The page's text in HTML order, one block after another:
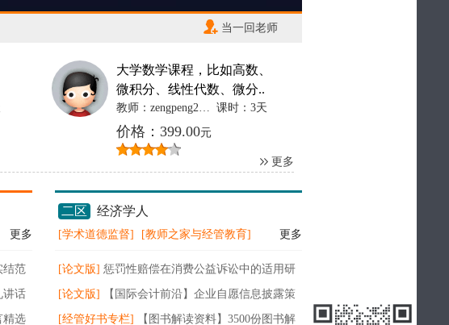
当一回老师
更多
大学数学课程，比如高数、
微积分、线性代数、微分..
教师：zengpeng2012 课时：3天
价格：399.00元
更多
结范
讲话
精选
二区 经济学人
[学术道德监督] [教师之家与经管教育] 更多
[论文版] 惩罚性赔偿在消费公益诉讼中的适用研
究
[论文版] 【国际会计前沿】企业自愿信息披露策
略的三维分析框架研究——以新能源汽车行业销
[经管好书专栏] 【图书解读资料】3500份图书解